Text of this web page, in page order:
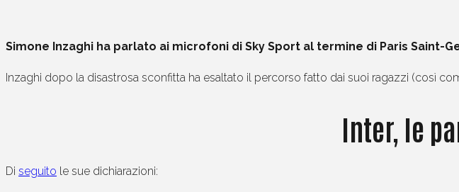
Simone Inzaghi ha parlato ai microfoni di Sky Sport al termine di Paris Saint-
Inzaghi dopo la disastrosa sconfitta ha esaltato il percorso fatto dai suoi ragazzi (così
Inter, le
Di seguito le sue dichiarazioni: